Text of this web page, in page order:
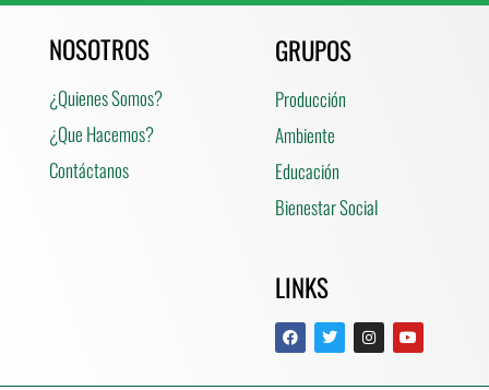
NOSOTROS
¿Quienes Somos?
¿Que Hacemos?
Contáctanos
GRUPOS
Producción
Ambiente
Educación
Bienestar Social
LINKS